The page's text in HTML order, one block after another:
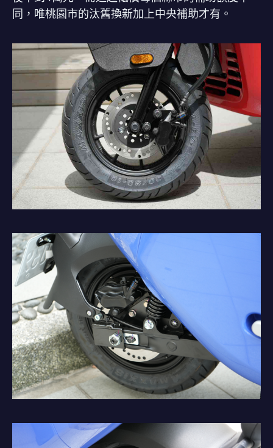
同，唯桃園市的汰舊換新加上中央補助才有。